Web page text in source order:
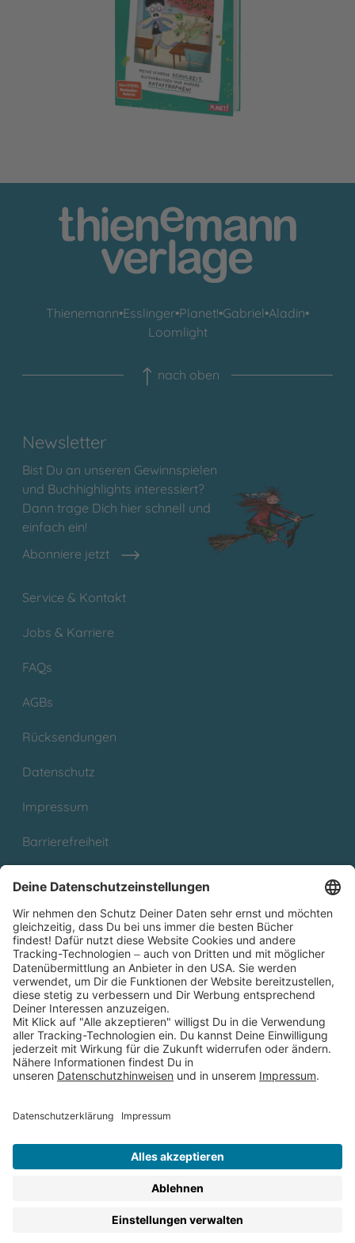
Franky 2: Meine schräge Schulzeit, Bluthornissen und
Thienemann•Esslinger•Planet!•Gabriel•Aladin•
Loomlight
nach oben
Newsletter
Bist Du an unseren Gewinnspielen
und Buchhighlights interessiert?
Dann trage Dich hier schnell und
einfach ein!
Abonniere jetzt
Service & Kontakt
Jobs & Karriere
FAQs
AGBs
Rücksendungen
Datenschutz
Impressum
Barrierefreiheit
Partnerprogramm (Affiliate)
Folge uns auf
* Versandkostenfrei ab 9,00 € Bestellwert innerhalb
Deutschlands
** Lieferzeit 1-3 Werktage innerhalb Deutschlands
Thienemann-Esslinger Verlag GmbH, Blumenstraße 36, D-70182